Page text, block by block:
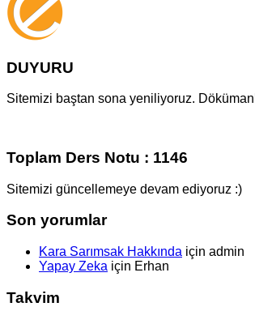
DUYURU
Sitemizi baştan sona yeniliyoruz.
Toplam Ders Notu : 1146
Sitemizi güncellemeye devam ediyoruz :)
Son yorumlar
Kara Sarımsak Hakkında için admin
Yapay Zeka için Erhan
Takvim